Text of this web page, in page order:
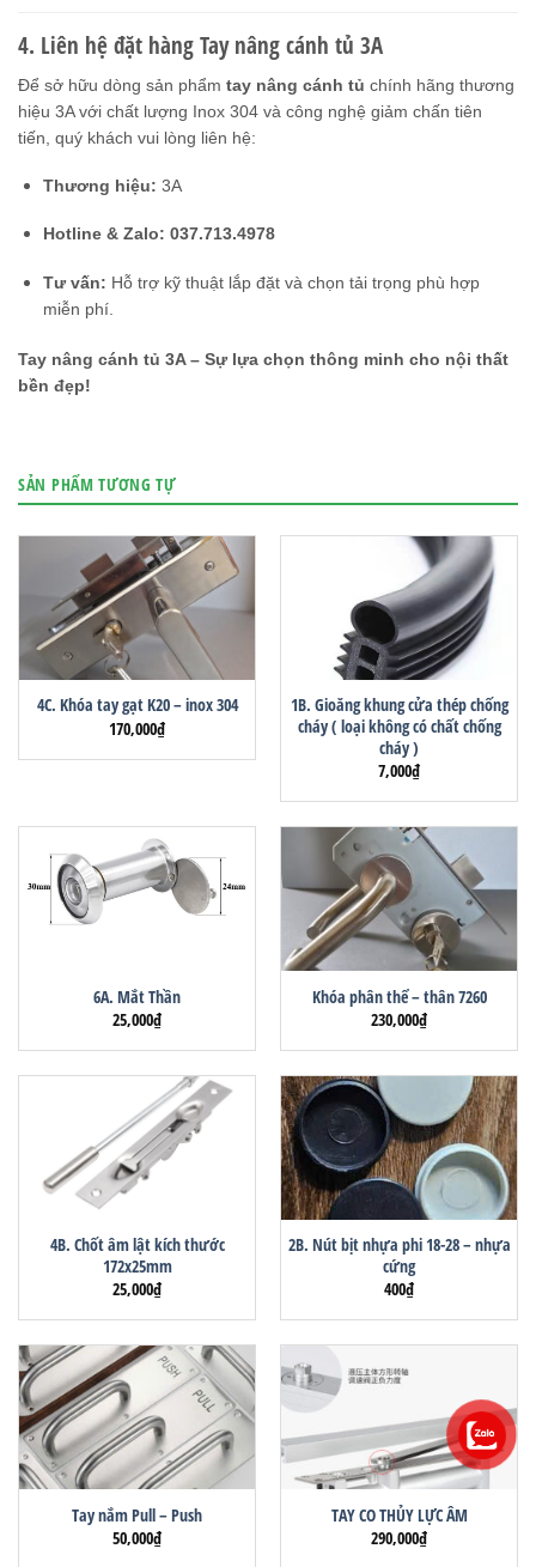
4. Liên hệ đặt hàng Tay nâng cánh tủ 3A
Để sở hữu dòng sản phẩm tay nâng cánh tủ chính hãng thương
hiệu 3A với chất lượng Inox 304 và công nghệ giảm chấn tiên
tiến, quý khách vui lòng liên hệ:
Thương hiệu: 3A
Hotline & Zalo: 037.713.4978
Tư vấn: Hỗ trợ kỹ thuật lắp đặt và chọn tải trọng phù hợp
miễn phí.
Tay nâng cánh tủ 3A – Sự lựa chọn thông minh cho nội thất
bền đẹp!
SẢN PHẨM TƯƠNG TỰ
4C. Khóa tay gạt K20 – inox 304
170,000₫
1B. Gioăng khung cửa thép chống
cháy ( loại không có chất chống
cháy )
7,000₫
6A. Mắt Thần
25,000₫
Khóa phân thể – thân 7260
230,000₫
4B. Chốt âm lật kích thước
172x25mm
25,000₫
2B. Nút bịt nhựa phi 18-28 – nhựa
cứng
400₫
Tay nắm Pull – Push
50,000₫
TAY CO THỦY LỰC ÂM
290,000₫